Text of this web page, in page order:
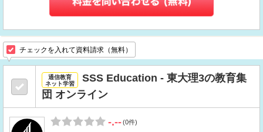
チェックを入れて資料請求（無料）
通信教育
ネット学習
SSS Education - 東大理3の教育集
団 オンライン
-.--(0件)